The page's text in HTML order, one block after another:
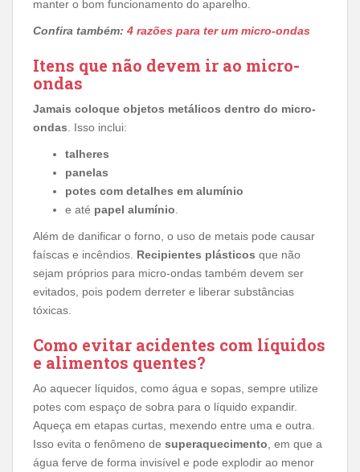
manter o bom funcionamento do aparelho.
Confira também: 4 razões para ter um micro-ondas
Itens que não devem ir ao micro-
ondas
Jamais coloque objetos metálicos dentro do micro-
ondas . Isso inclui:
talheres
panelas
potes com detalhes em alumínio
e até papel alumínio
Além de danificar o forno, o uso de metais pode causar
faíscas e incêndios. Recipientes plásticos que não
sejam próprios para micro-ondas também devem ser
evitados, pois podem derreter e liberar substâncias
tóxicas.
Como evitar acidentes com líquidos
e alimentos quentes?
Ao aquecer líquidos, como água e sopas, sempre utilize
potes com espaço de sobra para o líquido expandir.
Aqueça em etapas curtas, mexendo entre uma e outra.
Isso evita o fenômeno de superaquecimento , em que a
água ferve de forma invisível e pode explodir ao menor